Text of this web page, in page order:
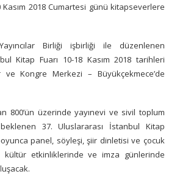
Kasım 2018 Cumartesi günü kitapseverlere
Birliği işbirliği ile düzenlenen
Kitap Fuarı 10-18 Kasım 2018 tarihleri
ve Kongre Merkezi – Büyükçekmece’de
800’ün üzerinde yayınevi ve sivil toplum
beklenen 37. Uluslararası İstanbul Kitap
panel, söyleşi, şiir dinletisi ve çocuk
kültür etkinliklerinde ve imza günlerinde